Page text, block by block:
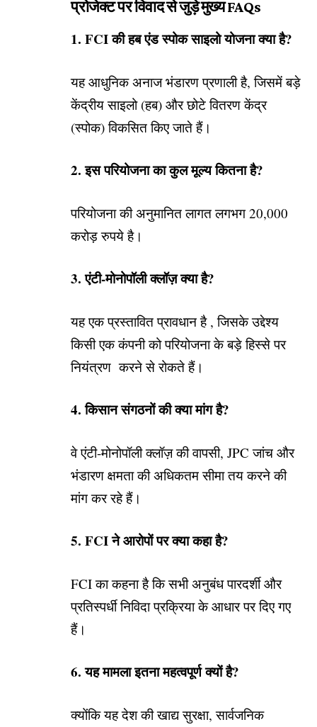
प्रोजेक्ट पर विवाद से जुड़े मुख्य FAQs
1. FCI की हब एंड स्पोक साइलो योजना क्या है?
यह आधुनिक अनाज भंडारण प्रणाली है, जिसमें बड़े
केंद्रीय साइलो (हब) और छोटे वितरण केंद्र
(स्पोक) विकसित किए जाते हैं।
2. इस परियोजना का कुल मूल्य कितना है?
परियोजना की अनुमानित लागत लगभग 20,000
करोड़ रुपये है।
3. एंटी-मोनोपॉली क्लॉज़ क्या है?
यह एक प्रस्तावित प्रावधान है , जिसके उद्देश्य
किसी एक कंपनी को परियोजना के बड़े हिस्से पर
नियंत्रण करने से रोकते हैं।
4. किसान संगठनों की क्या मांग है?
वे एंटी-मोनोपॉली क्लॉज़ की वापसी, JPC जांच और
भंडारण क्षमता की अधिकतम सीमा तय करने की
मांग कर रहे हैं।
5. FCI ने आरोपों पर क्या कहा है?
FCI का कहना है कि सभी अनुबंध पारदर्शी और
प्रतिस्पर्धी निविदा प्रक्रिया के आधार पर दिए गए
हैं।
6. यह मामला इतना महत्वपूर्ण क्यों है?
क्योंकि यह देश की खाद्य सुरक्षा, सार्वजनिक